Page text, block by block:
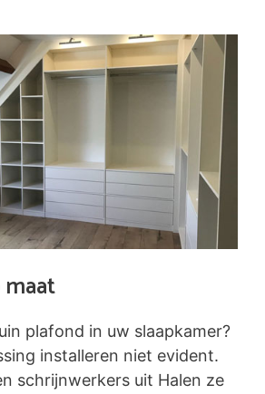
plafond in uw slaapkamer?
installeren niet evident.
schrijnwerkers uit Halen ze